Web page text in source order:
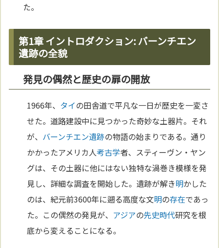
た。
第1章 イントロダクション: バーンチエン
遺跡の全貌
発見の偶然と歴史の扉の開放
1966年、 タイの田舎道で平凡な一日が歴史を一変さ
せた。道路建設中に見つかった奇妙な土器片。それ
が、 バーンチエン遺跡の物語の始まりである。通り
かかったアメリカ人考古学者、スティーヴン・ヤン
グは、その土器に他にはない独特な渦巻き模様を発
見し、詳細な調査を開始した。遺跡が解き明かした
のは、紀元前3600年に遡る高度な文明の存在であっ
た。この偶然の発見が、 アジアの先史時代研究を根
底から変えることになる。